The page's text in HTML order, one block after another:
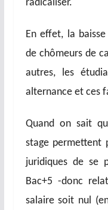
radicaliser.
En effet, la
de chômeurs de
autres, les
alternance et ces
Quand on sait
stage permettent
juridiques de se
Bac+5 -donc
salaire soit nul